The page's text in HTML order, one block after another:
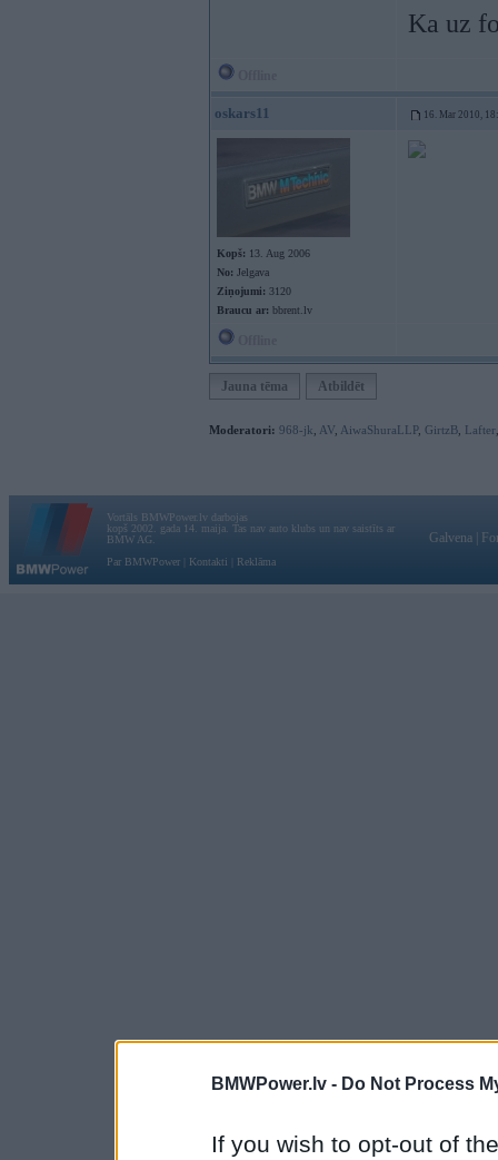
BMWPower.lv - Do Not Process
If you wish to opt-out of
Ka uz
oskars11 16. Mar 2010,
Kopš: 13. Aug 2006
No: Jelgava
Ziņojumi: 3120
Braucu ar: bbrent.lv
Jauna tēma Atbildēt
Moderatori: 968-jk AV AiwaShuraLLP, GirtzB Lafter
Vortāls BMWPower.lv darbojas
kopš 2002. gada 14. maija. Tas nav auto klubs un nav saistīts ar
BMW AG.
Par BMWPower
Kontakti Reklāma
Galvena